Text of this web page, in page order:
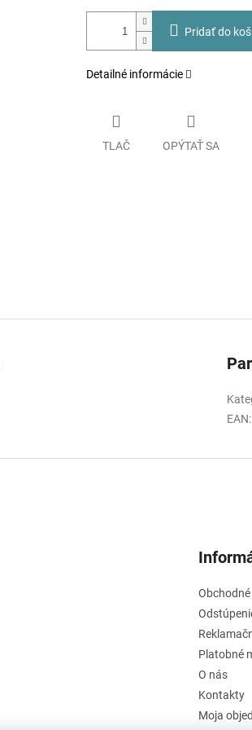
Pridať do
Detailné informácie
TLAČ OPÝTAŤ SA
EAN:
Platobné
O nás
Kontakty
Moja